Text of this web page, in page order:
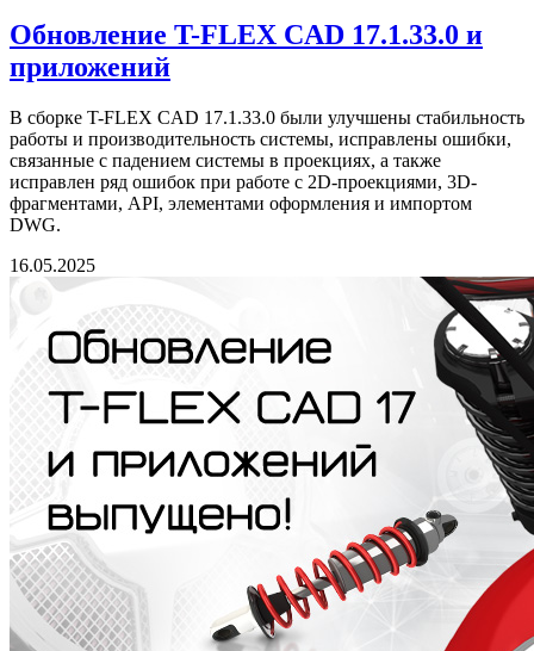
Обновление T-FLEX CAD 17.1.33.0 и
приложений
В сборке T-FLEX CAD 17.1.33.0 были улучшены стабильность
работы и производительность системы, исправлены ошибки,
связанные с падением системы в проекциях, а также
исправлен ряд ошибок при работе с 2D-проекциями, 3D-
фрагментами, API, элементами оформления и импортом
DWG.
16.05.2025